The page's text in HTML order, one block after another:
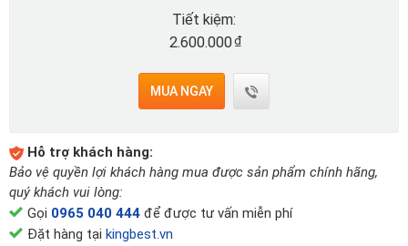
Tiết kiệm:
2.600.000₫
MUA NGAY
Hỗ trợ khách hàng:
Bảo vệ quyền lợi khách hàng mua được sản phẩm chính hãng,
quý khách vui lòng:
Gọi 0965 040 444 để được tư vấn miễn phí
Đặt hàng tại kingbest.vn